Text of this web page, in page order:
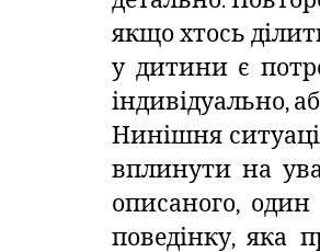
якщо хтось
у дитини є
індивідуально,
Нинішня
вплинути на
описаного,
поведінку, яка